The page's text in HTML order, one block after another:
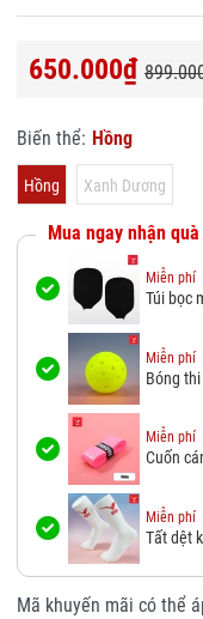
650.000₫
Biến thể: Hồng
Hồng Xanh Dương
Mua ngay nhận quà
Miễn phí
Miễn phí
Bóng
Miễn phí
Cuốn
Miễn phí
Tất dệt
Mã khuyến mãi có thể